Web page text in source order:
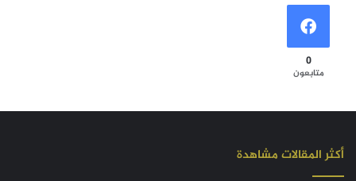
0
متابعون
أكثر المقالات مشاهدة